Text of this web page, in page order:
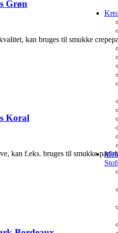
Grøn
kan bruges til smukke
Koral
kan f.eks. bruges til smukke